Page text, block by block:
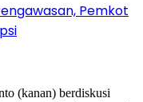
Pemkot